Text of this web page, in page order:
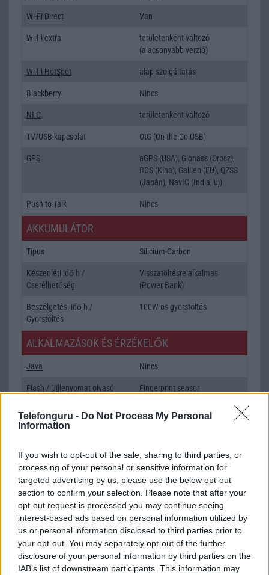
Telefonguru - Do Not Process My Personal
Information
If you wish to opt-out of the sale, sharing to third parties, or
processing of your personal or sensitive information for
targeted advertising by us, please use the below opt-out
section to confirm your selection. Please note that after your
opt-out request is processed you may continue seeing
interest-based ads based on personal information utilized by
us or personal information disclosed to third parties prior to
your opt-out. You may separately opt-out of the further
disclosure of your personal information by third parties on the
IAB’s list of downstream participants. This information may
Wi-Fi Direct Van
Wi-Fi extra
területenként változó
(alacsonyabb verzió)
Wi-Fi HotSpot alap szolgáltatás
Blackberry Nincs
NFC területenként változó
TV/USB kapcsolat OtG (On-the-Go USB)
GPS
aGPS (USA), Glonass (Orosz),
BDS (Kína), Galileo (EU), QZSS
(Japán), NavIC (India, új)
Push to Talk Nincs
AKKUMULÁTOR
Típus Silicium-Carbon
Készenléti idő h /
Cserélhetőség
Visszatöltésre alkalmas
(Power Bank)
Beszélgetési idő h /
Gyorstöltés
100W-os gyorstöltés
ALKALMAZÁSOK ÉS ÉRZÉKELŐK
Java Nincs
Flash / Ujjlenyomat olvasó Fingerprint sensor
Organizer
T9 szótár alkalmazás független szótár
Office alkalmazások
Iránytũ ecompass
Extrák Dolby Atmos
EGYÉB
Vibra jelzés alap szolgáltatás